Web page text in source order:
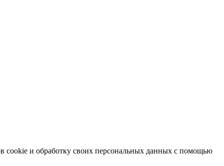
и обработку своих персональных данных с помощью